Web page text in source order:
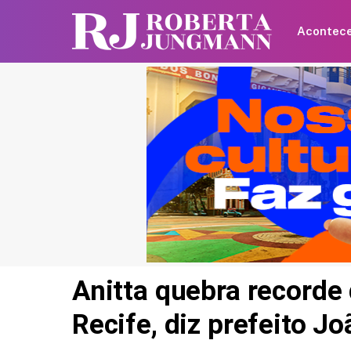
Anitta quebra
Recife, diz prefeito
Britânica de 97 anos